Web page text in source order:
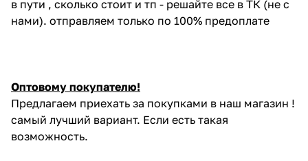
в пути , сколько стоит и тп - решайте все в ТК (не с
нами). отправляем только по 100% предоплате
Оптовому покупателю!
Предлагаем приехать за покупками в наш магазин !
самый лучший вариант. Если есть такая
возможность.